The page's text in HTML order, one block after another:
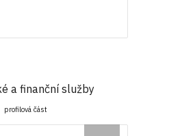
a finanční služby
profilová část